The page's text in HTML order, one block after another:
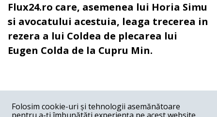
Flux24.ro care, asemenea lui Horia Simu
si avocatului acestuia, leaga trecerea in
rezera a lui Coldea de plecarea lui
Eugen Colda de la Cupru Min.
COMENTARII
Folosim cookie-uri și tehnologii asemănătoare